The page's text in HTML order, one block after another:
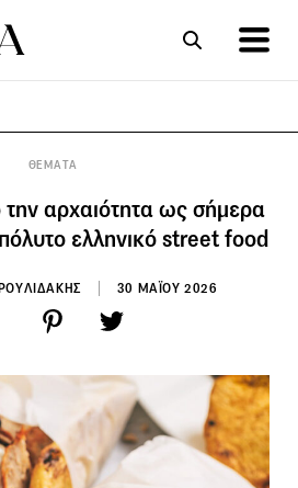
ΘΕΜΑΤΑ
αρχαιότητα ως σήμερα
ελληνικό street food
30 ΜΑΪΟΥ 2026